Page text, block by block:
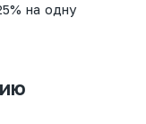
на одну